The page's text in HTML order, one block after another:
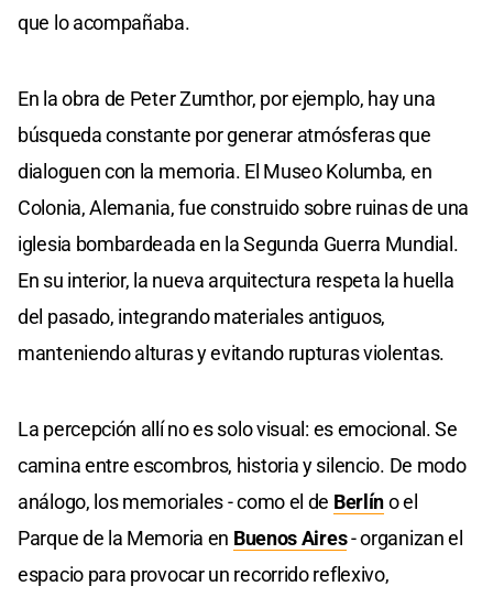
que lo acompañaba.
En la obra de Peter Zumthor, por ejemplo, hay una
búsqueda constante por generar atmósferas que
dialoguen con la memoria. El Museo Kolumba, en
Colonia, Alemania, fue construido sobre ruinas de una
iglesia bombardeada en la Segunda Guerra Mundial.
En su interior, la nueva arquitectura respeta la huella
del pasado, integrando materiales antiguos,
manteniendo alturas y evitando rupturas violentas.
La percepción allí no es solo visual: es emocional. Se
camina entre escombros, historia y silencio. De modo
análogo, los memoriales - como el de Berlíno el
Parque de la Memoria en Buenos Aires- organizan el
espacio para provocar un recorrido reflexivo,